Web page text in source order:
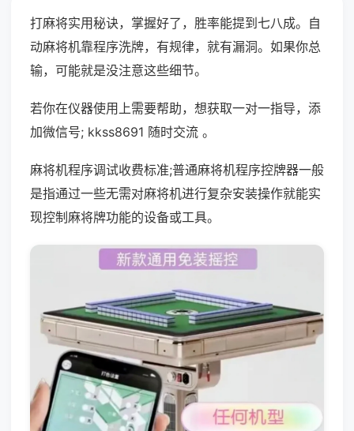
打麻将实用秘诀，掌握好了，胜率能提到七八成。自
动麻将机靠程序洗牌，有规律，就有漏洞。如果你总
输，可能就是没注意这些细节。
若你在仪器使用上需要帮助，想获取一对一指导，添
加微信号; kkss8691 随时交流 。
麻将机程序调试收费标准;普通麻将机程序控牌器一般
是指通过一些无需对麻将机进行复杂安装操作就能实
现控制麻将牌功能的设备或工具。